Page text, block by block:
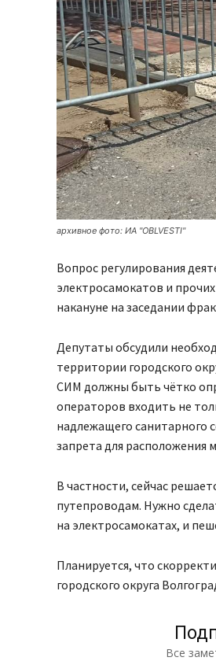
архивное фото: ИА "OBLVESTI"
Вопрос регулирования
электросамокатов и
накануне на заседании
Депутаты обсудили
территории городского
СИМ должны быть чётко
операторов входить не
надлежащего санитарного
запрета для расположения
В частности, сейчас
путепроводам. Нужно
на электросамокатах, и
Планируется, что
городского округа
Все